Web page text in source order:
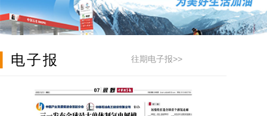
电子报 往期电子报>>